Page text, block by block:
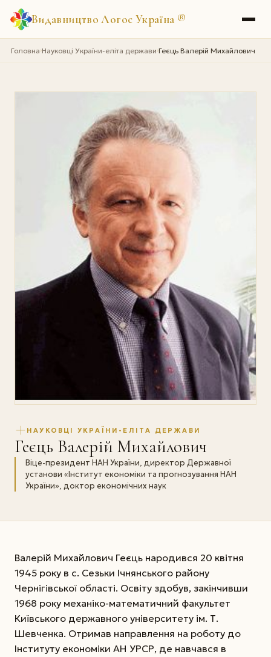
Видавництво Логос Україна ®
Головна›Науковці України-еліта держави›Геєць Валерій Михайлович
НАУКОВЦІ УКРАЇНИ-ЕЛІТА ДЕРЖАВИ
Геєць Валерій Михайлович
Віце-президент НАН України, директор Державної
установи «Інститут економіки та прогнозування НАН
України», доктор економічних наук
Валерій Михайлович Геєць народився 20 квітня
1945 року в с. Сезьки Ічнянського району
Чернігівської області. Освіту здобув, закінчивши
1968 року механіко-математичний факультет
Київського державного університету ім. Т.
Шевченка. Отримав направлення на роботу до
Інституту економіки АН УРСР, де навчався в